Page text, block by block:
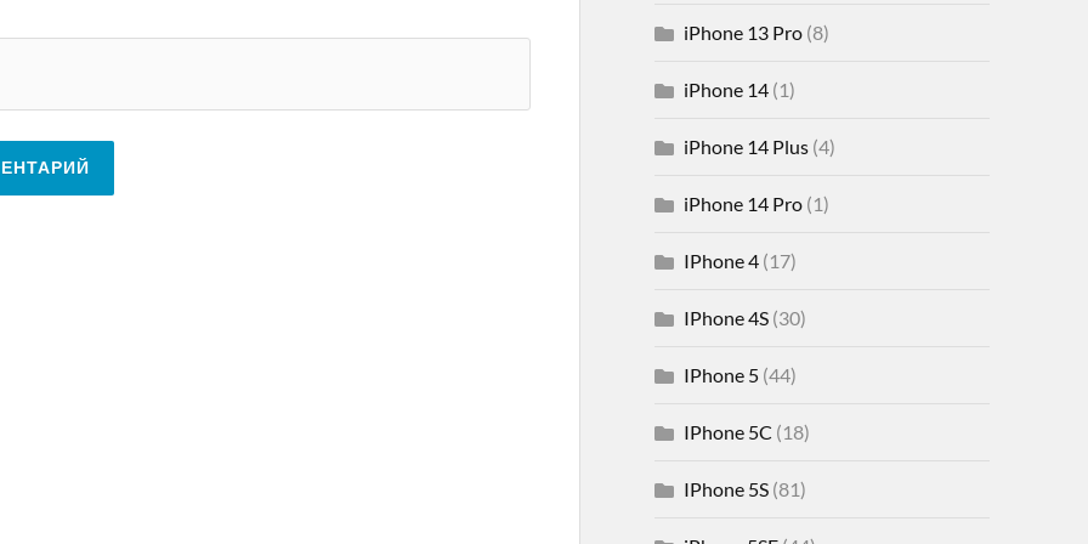
iPhone 13 Pro(8)
iPhone 14(1)
iPhone 14 Plus(4)
iPhone 14 Pro(1)
IPhone 4(17)
IPhone 4S(30)
IPhone 5(44)
IPhone 5C (18)
IPhone 5S(81)